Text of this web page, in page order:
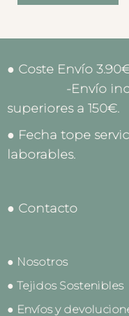
● Coste Envío
-Envío
superiores a 150€.
● Fecha tope
laborables.
● Contacto
● Nosotros
● Tejidos Sostenibles
● Envíos y